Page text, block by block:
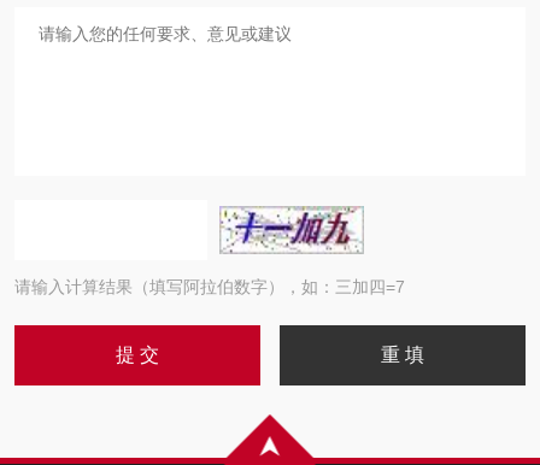
请输入计算结果（填写阿拉伯数字），如：三加四=7